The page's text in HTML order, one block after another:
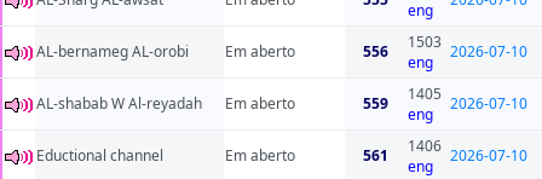
eng
AL-bernameg AL-orobi Em aberto 556
1503
eng
2026-07-10
AL-shabab W Al-reyadah Em aberto 559
1405
eng
2026-07-10
Eductional channel Em aberto 561
1406
eng
2026-07-10